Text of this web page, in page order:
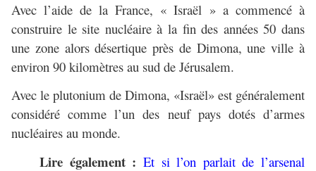
Avec l’aide de la France, « Israël » a commencé à
construire le site nucléaire à la fin des années 50 dans
une zone alors désertique près de Dimona, une ville à
environ 90 kilomètres au sud de Jérusalem.
Avec le plutonium de Dimona, «Israël» est généralement
considéré comme l’un des neuf pays dotés d’armes
nucléaires au monde.
Lire également : Et si l’on parlait de l’arsenal